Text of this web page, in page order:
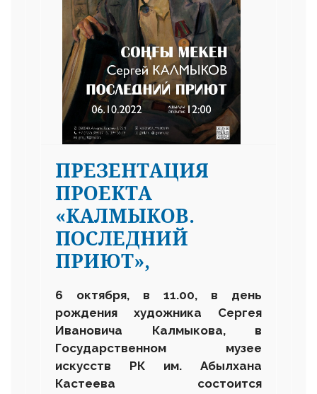
ПРЕЗЕНТАЦИЯ
ПРОЕКТА
«КАЛМЫКОВ.
ПОСЛЕДНИЙ
ПРИЮТ»,
6 октября, в 11.00, в день
рождения художника Сергея
Ивановича Калмыкова, в
Государственном музее
искусств РК им. Абылхана
Кастеева состоится